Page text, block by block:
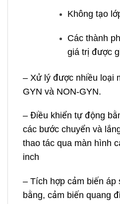
Không tạo
Các thành
giá trị được
– Xử lý được nhiều loại
GYN và NON-GYN.
– Điều khiển tự động
các bước chuyển và
thao tác qua màn hình
inch
– Tích hợp cảm biến áp
bằng, cảm biến quang